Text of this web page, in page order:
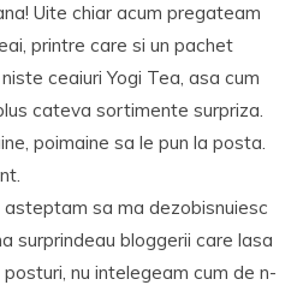
Uite chiar acum pregateam
printre care si un pachet
ceaiuri Yogi Tea, asa cum
cateva sortimente surpriza.
poimaine sa le pun la posta.
asteptam sa ma dezobisnuiesc
surprindeau bloggerii care lasa
nu intelegeam cum de n-